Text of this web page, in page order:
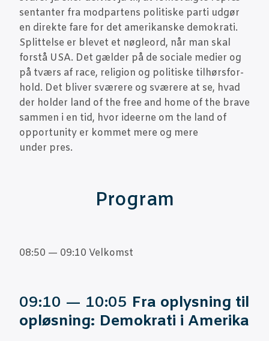
sen­tan­ter fra mod­par­tens poli­ti­ske par­ti udgør
en direk­te fare for det ame­ri­kan­ske demo­kra­ti.
Split­tel­se er ble­vet et nøg­le­ord, når man skal
for­stå USA. Det gæl­der på de soci­a­le medi­er og
på tværs af race, reli­gion og poli­ti­ske til­hørs­for­
hold. Det bli­ver svæ­re­re og svæ­re­re at se, hvad
der hol­der land of the free and home of the bra­ve
sam­men i en tid, hvor ide­er­ne om the land of
opportu­ni­ty er kom­met mere og mere
under pres.
Pro­gram
08:50 — 09:10 Velkomst
09:10 — 10:05 Fra oplys­ning til
opløs­ning: Demo­kra­ti i Amerika